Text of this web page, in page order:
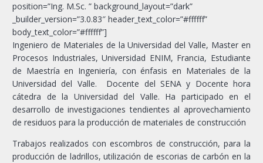
position=”Ing. M.Sc. ” background_layout=”dark”
_builder_version=”3.0.83″ header_text_color=”#ffffff”
body_text_color=”#ffffff”]
Ingeniero de Materiales de la Universidad del Valle, Master en
Procesos Industriales, Universidad ENIM, Francia, Estudiante
de Maestría en Ingeniería, con énfasis en Materiales de la
Universidad del Valle. Docente del SENA y Docente hora
cátedra de la Universidad del Valle. Ha participado en el
desarrollo de investigaciones tendientes al aprovechamiento
de residuos para la producción de materiales de construcción
Trabajos realizados con escombros de construcción, para la
producción de ladrillos, utilización de escorias de carbón en la